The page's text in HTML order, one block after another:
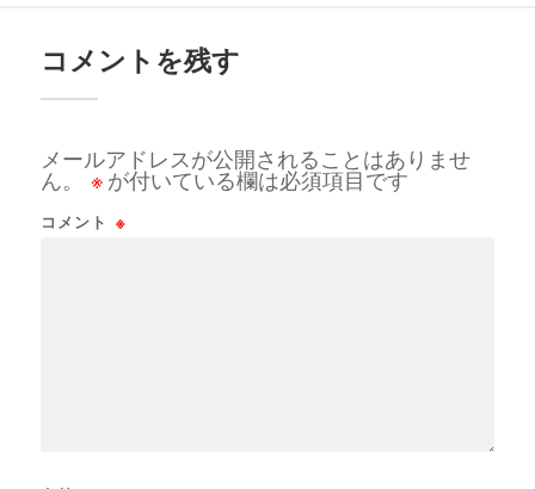
コメントを残す
メールアドレスが公開されることはありませ
ん。
※ が付いている欄は必須項目です
コメント ※